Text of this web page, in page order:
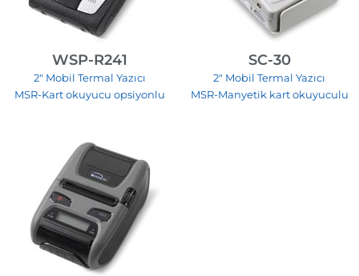
WSP-R241
2″ Mobil Termal Yazıcı
MSR-Kart okuyucu opsiyonlu
SC-30
2″ Mobil Termal Yazıcı
MSR-Manyetik kart okuyuculu